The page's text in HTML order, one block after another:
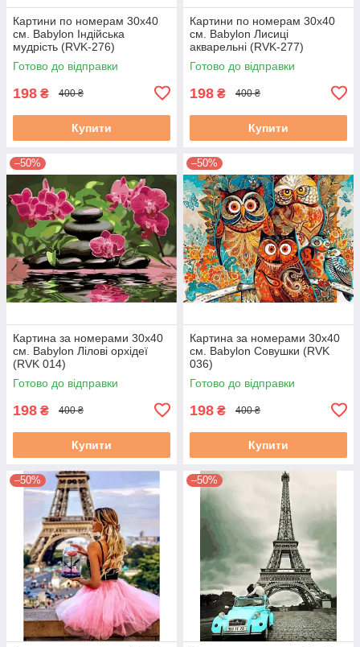
Картини по номерам 30х40
см. Babylon Індійська
мудрість (RVK-276)
Готово до відправки
198 ₴ 400 ₴
Купити
Картини по номерам 30х40
см. Babylon Лисиці
акварельні (RVK-277)
Готово до відправки
198 ₴ 400 ₴
Купити
–50%
Картина за номерами 30х40
см. Babylon Лілові орхідеї
(RVK 014)
Готово до відправки
198 ₴ 400 ₴
Купити
–50%
Картина за номерами 30х40
см. Babylon Совушки (RVK
036)
Готово до відправки
198 ₴ 400 ₴
Купити
–50% –50%